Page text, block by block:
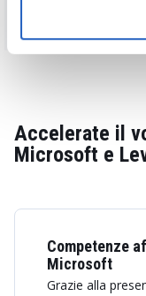
Accelerate il
Microsoft e
Competenze
Microsoft
Grazie alla